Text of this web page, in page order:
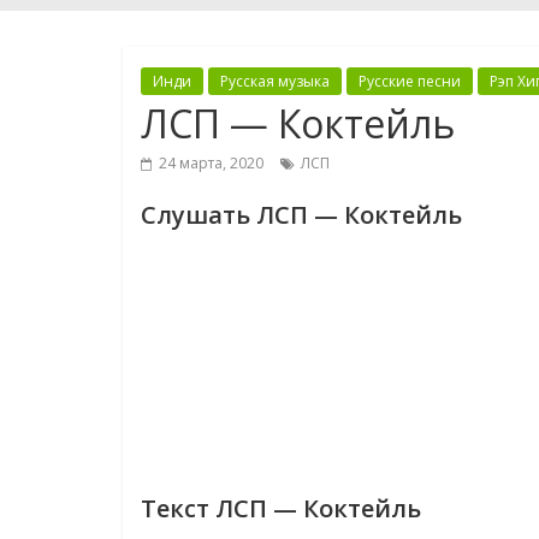
Инди Русская музыка Русские песни Рэп
ЛСП — Коктейль
24 марта, 2020 ЛСП
Слушать ЛСП — Коктейль
Текст ЛСП — Коктейль